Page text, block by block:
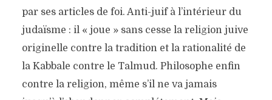
par ses articles de foi. Anti-juif à l’intérieur du
judaïsme : il « joue » sans cesse la religion juive
originelle contre la tradition et la rationalité de
la Kabbale contre le Talmud. Philosophe enfin
contre la religion, même s’il ne va jamais